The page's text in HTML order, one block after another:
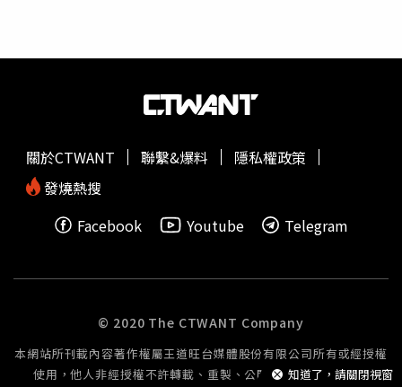
職人員財產申報系統管理帳號之立法院、各縣市議會，併請
一或整批點選「授權管理」，完成授權名單遞送本署作業，
俾辦理後續事宜。３、已完成授權作業之申報人，自「114
114年9月16日當日財產資料，並於法定申報期限前完成申
報作業。(二)申報人曾同意過「申報人同一受理申報機關之
權服務：１、原則由受理申報單位自114年9月10日起至114
或未成年子女（以申報基準日114年9月16日為斷），可視
申報人意願依下列方式擇一辦理：(１)請申報人及其配偶確
認基本資料內容及往後年度一次性授權內容，於授權同意書
簽名（蓋章），由受理申報單位自114年9月10日起至114年
件人，公司已收到FTC來函，將審慎檢視並保持建設性溝
次。早在2023年，美國聯邦選舉委員會就駁回共和黨針對
的投訴，聯邦法院也否決了共和黨全國委員會的相關
準Google演算法。
知道了，請關閉視窗
關於CTWANT 聯繫&爆料
隱私權政策
發燒熱搜
Facebook
Youtube Telegram
© 2020 The CTWANT Company
本網站所刊載內容著作權屬王道旺台媒體股份有限公司所有或經授權
使用，他人非經授權不許轉載、重製、公開播送或公開傳輸。